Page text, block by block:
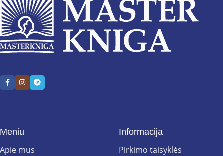
Meniu
Apie mus
Informacija
Pirkimo taisyklės